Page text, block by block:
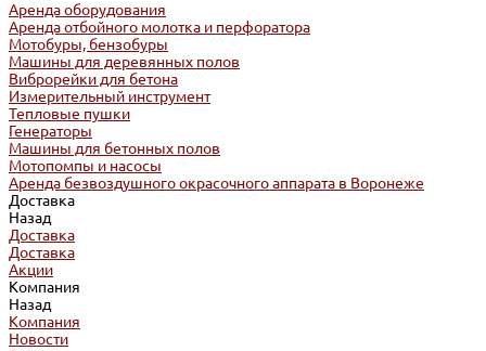
Аренда оборудования
Аренда отбойного молотка и перфоратора
Мотобуры, бензобуры
Машины для деревянных полов
Виброрейки для бетона
Измерительный инструмент
Тепловые пушки
Генераторы
Машины для бетонных полов
Мотопомпы и насосы
Аренда безвоздушного окрасочного аппарата в Воронеже
Доставка
Назад
Доставка
Доставка
Акции
Компания
Назад
Компания
Новости